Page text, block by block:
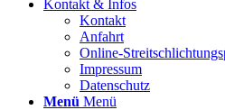
Kontakt & Infos
Kontakt
Anfahrt
Online-
Impressum
Datenschutz
Menü Menü